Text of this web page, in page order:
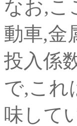
なお,こ
動車,金
投入係
で,これ
味して